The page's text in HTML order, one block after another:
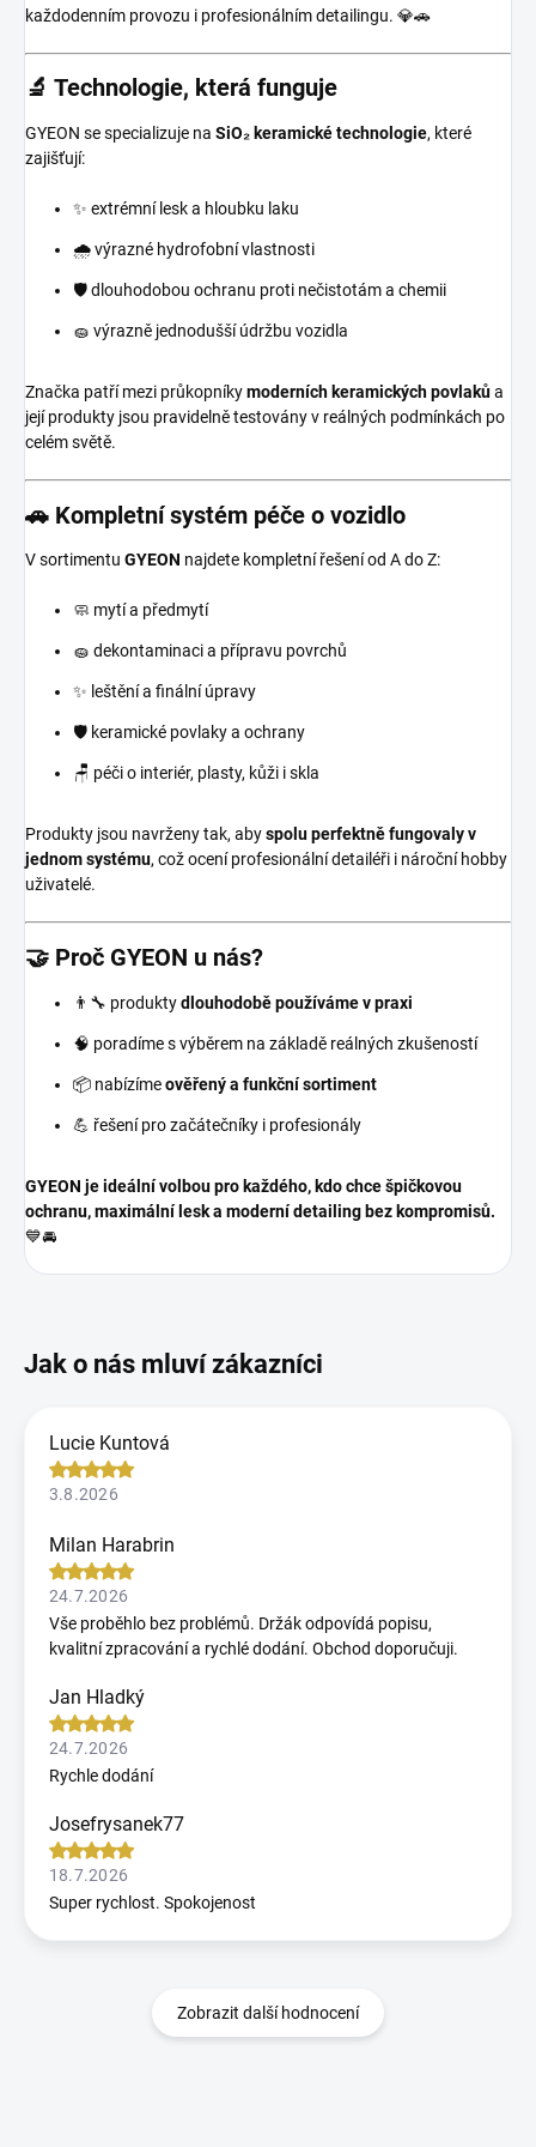
každodenním provozu i profesionálním detailingu. 💎🚗
🔬 Technologie, která funguje
GYEON se specializuje na SiO₂ keramické technologie, které
zajišťují:
✨ extrémní lesk a hloubku laku
🌧️ výrazné hydrofobní vlastnosti
🛡️ dlouhodobou ochranu proti nečistotám a chemii
🧽 výrazně jednodušší údržbu vozidla
Značka patří mezi průkopníkymoderních keramických povlakůa
její produkty jsou pravidelně testovány v reálných podmínkách po
celém světě.
🚗 Kompletní systém péče o vozidlo
V sortimentu GYEON najdete kompletní řešení od A do Z:
🧼 mytí a předmytí
🧽 dekontaminaci a přípravu povrchů
✨ leštění a finální úpravy
🛡️ keramické povlaky a ochrany
🪑 péči o interiér, plasty, kůži i skla
Produkty jsou navrženy tak, abyspolu perfektně fungovaly v
jednom systému, což ocení profesionální detailéři i nároční hobby
uživatelé.
🤝 Proč GYEON u nás?
👨‍🔧 produktydlouhodobě používáme v praxi
🧠 poradíme s výběrem na základě reálných zkušeností
📦 nabízímeověřený a funkční sortiment
💪 řešení pro začátečníky i profesionály
GYEON je ideální volbou pro každého, kdo chce špičkovou
ochranu, maximální lesk a moderní detailing bez kompromisů.
💙🚘
Lucie Kuntová
3.8.2026
Milan Harabrin
24.7.2026
Vše proběhlo bez problémů. Držák odpovídá popisu,
kvalitní zpracování a rychlé dodání. Obchod doporučuji.
Jan Hladký
24.7.2026
Rychle dodání
Josefrysanek77
18.7.2026
Super rychlost. Spokojenost
Zobrazit další hodnocení